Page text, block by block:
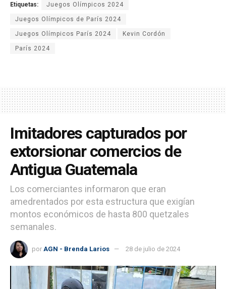
Etiquetas: Juegos Olímpicos 2024
Juegos Olímpicos de París 2024
Juegos Olímpicos París 2024 Kevin Cordón
París 2024
Imitadores capturados por
extorsionar comercios de
Antigua Guatemala
Los comerciantes informaron que eran
amedrentados por esta estructura que exigían
montos económicos de hasta 800 quetzales
semanales.
por AGN - Brenda Larios 28 de julio de 2024